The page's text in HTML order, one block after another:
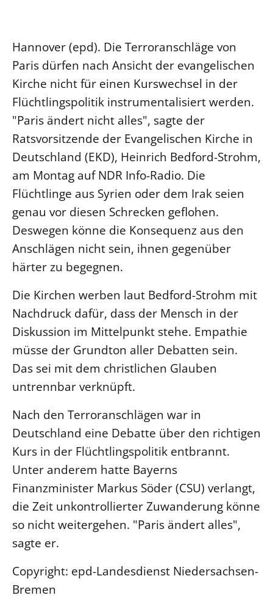
Hannover (epd). Die Terroranschläge von
Paris dürfen nach Ansicht der evangelischen
Kirche nicht für einen Kurswechsel in der
Flüchtlingspolitik instrumentalisiert werden.
"Paris ändert nicht alles", sagte der
Ratsvorsitzende der Evangelischen Kirche in
Deutschland (EKD), Heinrich Bedford-Strohm,
am Montag auf NDR Info-Radio. Die
Flüchtlinge aus Syrien oder dem Irak seien
genau vor diesen Schrecken geflohen.
Deswegen könne die Konsequenz aus den
Anschlägen nicht sein, ihnen gegenüber
härter zu begegnen.
Die Kirchen werben laut Bedford-Strohm mit
Nachdruck dafür, dass der Mensch in der
Diskussion im Mittelpunkt stehe. Empathie
müsse der Grundton aller Debatten sein.
Das sei mit dem christlichen Glauben
untrennbar verknüpft.
Nach den Terroranschlägen war in
Deutschland eine Debatte über den richtigen
Kurs in der Flüchtlingspolitik entbrannt.
Unter anderem hatte Bayerns
Finanzminister Markus Söder (CSU) verlangt,
die Zeit unkontrollierter Zuwanderung könne
so nicht weitergehen. "Paris ändert alles",
sagte er.
Copyright: epd-Landesdienst Niedersachsen-
Bremen
Personalausschuss
LANDESKIRCHENAMT
Willkommen
Kollegium
Abteilungen des Landeskirchenamts
Fachstelle Sexualisierte Gewalt
Beschwerdestellen
Kirchenämter
Gleichstellung
Datenschutz
Geschäftsstelle Landessynode
LANDESSYNODE
27. Landessynode
Kontakt
Hintergrund
MITARBEIT
Freie Stellen
BIBLIOTHEK & ARCHIV
SERVICE
Älterwerden im Pfarrberuf
Beteiligungsverfahren
Beschwerdestellen
Ephoralbüro
Glaubensbekenntnis
Ökumene
Religionen
KLIMASCHUTZ
Nachhaltigkeit
Erneuerbare Energien
Mobilität
Naturschutz
Gebäude
Datenschutz
Kontakt
Barrierefreiheit
Presse
Freie Stellen
Service für Gemeinden
Suche